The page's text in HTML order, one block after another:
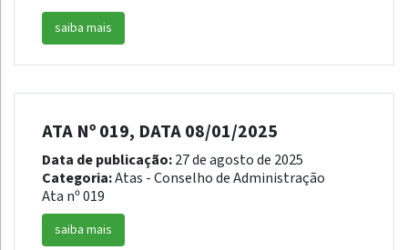
saiba mais
ATA Nº 019, DATA 08/01/2025
Data de publicação:27 de agosto de 2025
Categoria:Atas - Conselho de Administração
Ata nº 019
saiba mais